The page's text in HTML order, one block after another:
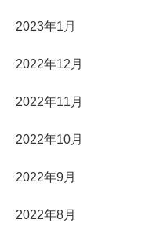
2023年1月
2022年12月
2022年11月
2022年10月
2022年9月
2022年8月